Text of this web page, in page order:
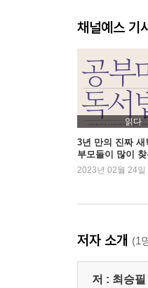
독서교육의 핵
책을 좋아하는
[정보] 재미있
[공부머리 독
4. 이야기책도
정말 어휘력이
[정보] 우리 아
[공부머리 독
[정보] 단계별
[공부머리 독
채널예스 기
읽다
3년 만의 진짜
부모들이 많이
2023년 02월 24일
저자 소개 (1
저 : 최승필